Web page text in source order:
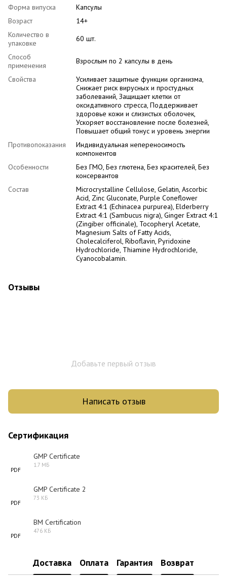
Форма випуска
Капсулы
Возраст
14+
Количество в
упаковке
60 шт.
Способ
применения
Взрослым по 2 капсулы в день
Свойства
Усиливает защитные функции организма,
Снижает риск вирусных и простудных
заболеваний, Защищает клетки от
оксидативного стресса, Поддерживает
здоровье кожи и слизистых оболочек,
Ускоряет восстановление после болезней,
Повышает общий тонус и уровень энергии
Противопоказания
Индивидуальная непереносимость
компонентов
Особенности
Без ГМО, Без глютена, Без красителей, Без
консервантов
Состав
Microcrystalline Cellulose, Gelatin, Ascorbic
Acid, Zinc Gluconate, Purple Coneflower
Extract 4:1 (Echinacea purpurea), Elderberry
Extract 4:1 (Sambucus nigra), Ginger Extract 4:1
(Zingiber officinale), Tocopheryl Acetate,
Magnesium Salts of Fatty Acids,
Cholecalciferol, Riboflavin, Pyridoxine
Hydrochloride, Thiamine Hydrochloride,
Cyanocobalamin.
Отзывы
Добавьте первый отзыв
Написать отзыв
Сертификация
PDF
GMP Certificate
1.7 МБ
PDF
GMP Certificate 2
73 КБ
PDF
BM Certification
476 КБ
Доставка Оплата Гарантия Возврат